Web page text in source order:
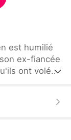
est humilié
ex-fiancée
ont volé
son père